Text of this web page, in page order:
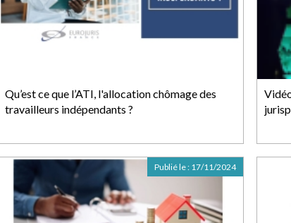
Qu’est ce que l’ATI, l'allocation chômage des
travailleurs indépendants ?
Publié le : 17/11/2024